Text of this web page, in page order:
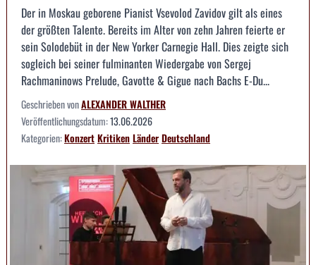
Der in Moskau geborene Pianist Vsevolod Zavidov gilt als eines
der größten Talente. Bereits im Alter von zehn Jahren feierte er
sein Solodebüt in der New Yorker Carnegie Hall. Dies zeigte sich
sogleich bei seiner fulminanten Wiedergabe von Sergej
Rachmaninows Prelude, Gavotte & Gigue nach Bachs E-Du...
Geschrieben vonALEXANDER WALTHER
Veröffentlichungsdatum:13.06.2026
Kategorien:KonzertKritikenLänderDeutschland